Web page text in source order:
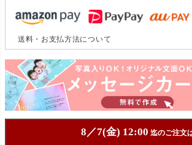
送料・お支払方法について